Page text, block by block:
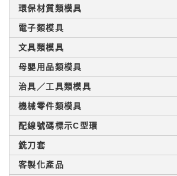
環保材質類模具
電子類模具
文具類模具
母嬰用品類模具
治具／工具類模具
機械零件類模具
配線號碼標示C型環
銑刀套
客製化產品